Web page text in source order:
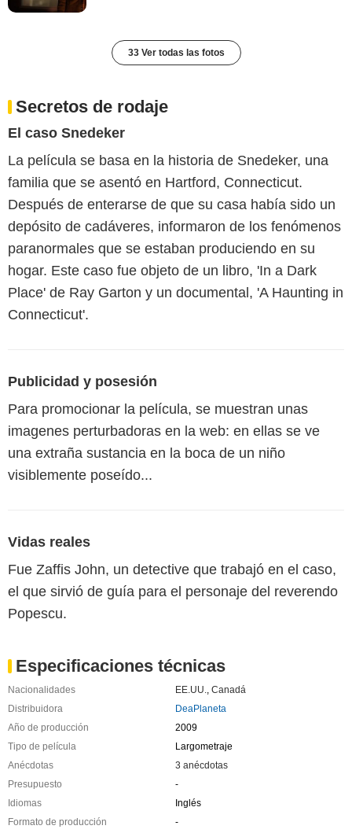
33 Ver todas las fotos
Secretos de rodaje
El caso Snedeker
La película se basa en la historia de Snedeker, una
familia que se asentó en Hartford, Connecticut.
Después de enterarse de que su casa había sido un
depósito de cadáveres, informaron de los fenómenos
paranormales que se estaban produciendo en su
hogar. Este caso fue objeto de un libro, 'In a Dark
Place' de Ray Garton y un documental, 'A Haunting in
Connecticut'.
Publicidad y posesión
Para promocionar la película, se muestran unas
imagenes perturbadoras en la web: en ellas se ve
una extraña sustancia en la boca de un niño
visiblemente poseído...
Vidas reales
Fue Zaffis John, un detective que trabajó en el caso,
el que sirvió de guía para el personaje del reverendo
Popescu.
Especificaciones técnicas
Nacionalidades EE.UU.
Canadá
Distribuidora
DeaPlaneta
Año de producción
2009
Tipo de película
Largometraje
Anécdotas
3 anécdotas
Presupuesto
-
Idiomas
Inglés
Formato de producción
-